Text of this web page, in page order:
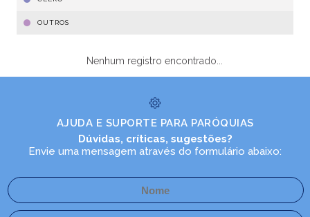
OUTROS
Nenhum registro encontrado...
AJUDA E SUPORTE PARA PARÓQUIAS
Dúvidas, críticas, sugestões?
Envie uma mensagem através do formulário abaixo: